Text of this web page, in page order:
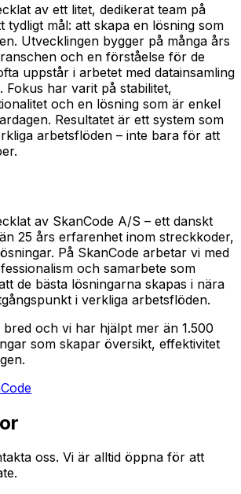
av ett litet, dedikerat team på
tydligt mål: att skapa en lösning som
Utvecklingen bygger på många års
och en förståelse för de
uppstår i arbetet med datainsamling
Fokus har varit på stabilitet,
och en lösning som är enkel
Resultatet är ett system som
arbetsflöden – inte bara för att
av SkanCode A/S – ett danskt
25 års erfarenhet inom streckkoder,
På SkanCode arbetar vi med
och samarbete som
de bästa lösningarna skapas i nära
i verkliga arbetsflöden.
och vi har hjälpt mer än 1.500
som skapar översikt, effektivitet
oss. Vi är alltid öppna för att